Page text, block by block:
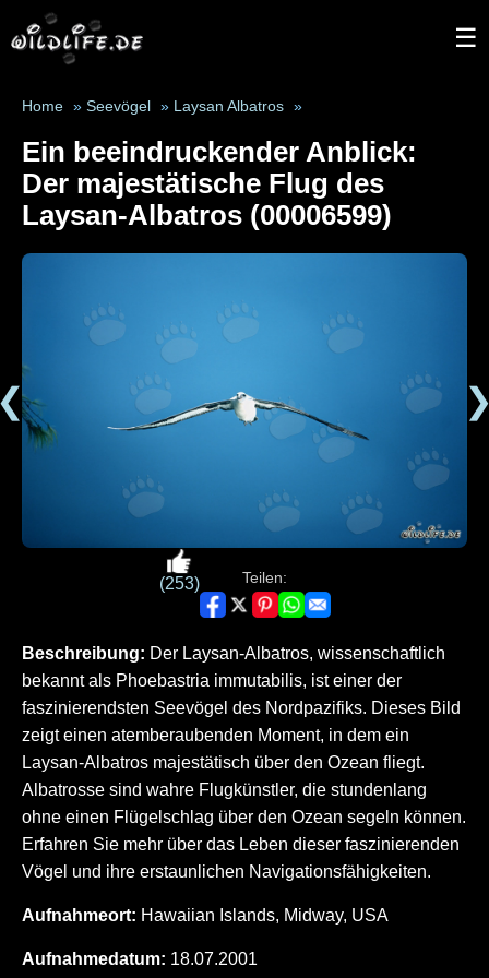
☰
Home » Seevögel » Laysan Albatros »
Ein beeindruckender Anblick:
Der majestätische Flug des
Laysan-Albatros (00006599)
(253) Teilen:
Beschreibung: Der Laysan-Albatros, wissenschaftlich
bekannt als Phoebastria immutabilis, ist einer der
faszinierendsten Seevögel des Nordpazifiks. Dieses Bild
zeigt einen atemberaubenden Moment, in dem ein
Laysan-Albatros majestätisch über den Ozean fliegt.
Albatrosse sind wahre Flugkünstler, die stundenlang
ohne einen Flügelschlag über den Ozean segeln können.
Erfahren Sie mehr über das Leben dieser faszinierenden
Vögel und ihre erstaunlichen Navigationsfähigkeiten.
Aufnahmeort: Hawaiian Islands, Midway, USA
Aufnahmedatum: 18.07.2001